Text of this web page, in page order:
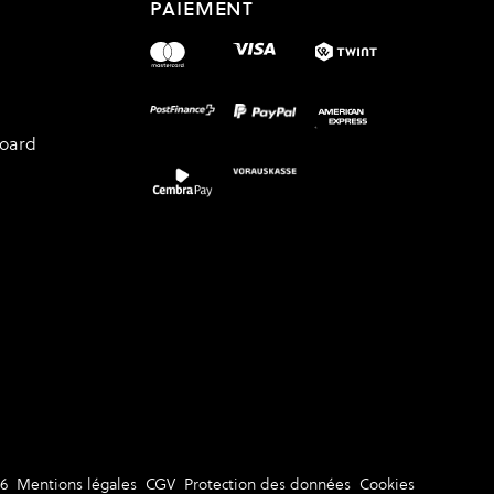
PAIEMENT
Mentions légales CGV Protection des données Cookies